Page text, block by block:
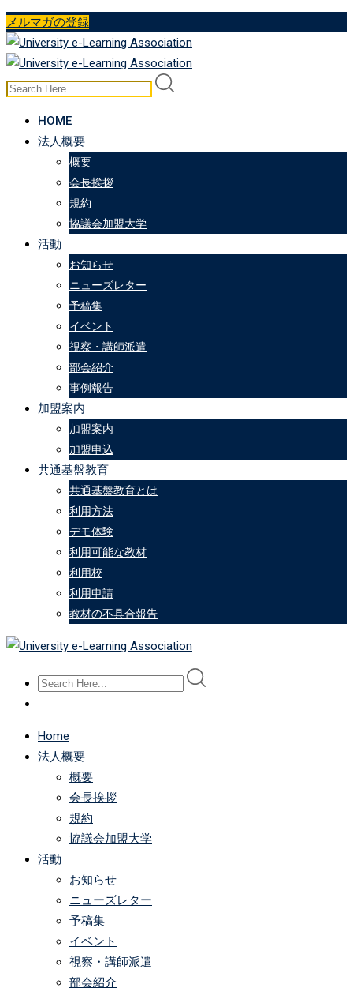
Skip
to
content
メルマガの登録
HOME
法人概要
概要
会長挨拶
規約
協議会加盟大学
活動
お知らせ
ニューズレター
予稿集
イベント
視察・講師派遣
部会紹介
事例報告
加盟案内
加盟案内
加盟申込
共通基盤教育
共通基盤教育とは
利用方法
デモ体験
利用可能な教材
利用校
利用申請
教材の不具合報告
Home
法人概要
概要
会長挨拶
規約
協議会加盟大学
活動
お知らせ
ニューズレター
予稿集
イベント
視察・講師派遣
部会紹介